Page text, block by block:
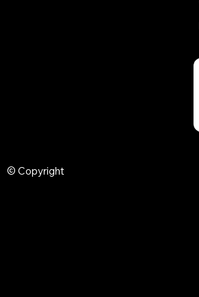
© Copyright